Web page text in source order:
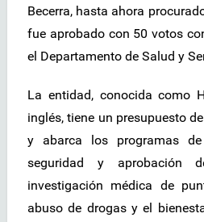
Becerra, hasta ahora
fue aprobado con 50 votos
el Departamento de Salud y
La entidad, conocida como
inglés, tiene un presupuesto
y abarca los programas
seguridad y aprobación
investigación médica de
abuso de drogas y el